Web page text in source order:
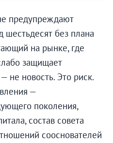
предупреждают
шестьдесят без плана
на рынке, где
защищает
не новость. Это риск.
—
поколения,
состав совета
сооснователей